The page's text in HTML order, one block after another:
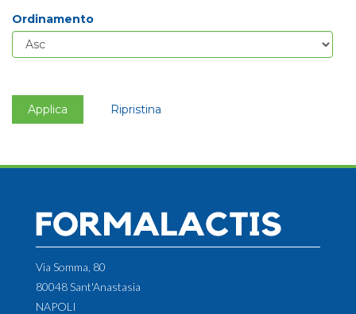
Ordinamento
Applica Ripristina
Via Somma, 80
80048 Sant'Anastasia
NAPOLI